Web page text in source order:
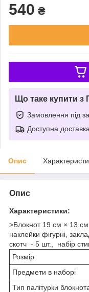
540 ₴
Що таке купити з
Замовлення під
Доступна доставка
Опис
Опис
Характеристики:
>Блокнот 19 см × 13
наклейки фігурні,
скотч - 5 шт., набір
Розмір
Предмети в наборі
Тип палітурки